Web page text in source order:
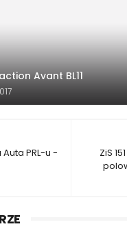
Avant BL11
ZiS
PRL-u -